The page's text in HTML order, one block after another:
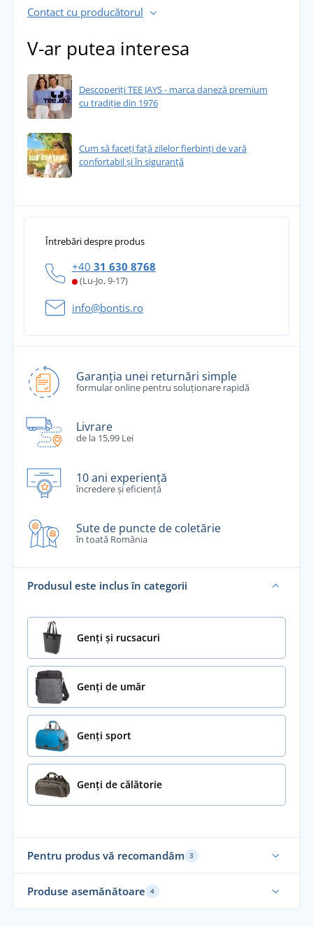
Contact cu producătorul
V-ar putea interesa
Descoperiți TEE JAYS - marca daneză premium
cu tradiție din 1976
Cum să faceți față zilelor fierbinți de vară
confortabil și în siguranță
Întrebări despre produs
+40 31 630 8768
(Lu-Jo, 9-17)
info@bontis.ro
Garanția unei returnări simple
formular online pentru soluționare rapidă
Livrare
de la 15,99 Lei
10 ani experiență
încredere și eficiență
Sute de puncte de coletărie
în toată România
Produsul este inclus în categorii
Genți și rucsacuri
Genți de umăr
Genți sport
Genți de călătorie
Pentru produs vă recomandăm 3
Produse asemănătoare 4